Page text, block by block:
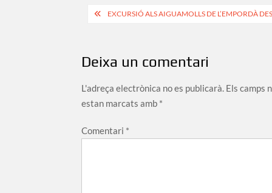
Navegació
EXCURSIÓ ALS AIGUAMOLLS DE L’EMPORDÀ
Deixa un comentari
L'adreça electrònica no es publicarà. Els camps
estan marcats amb *
Comentari *